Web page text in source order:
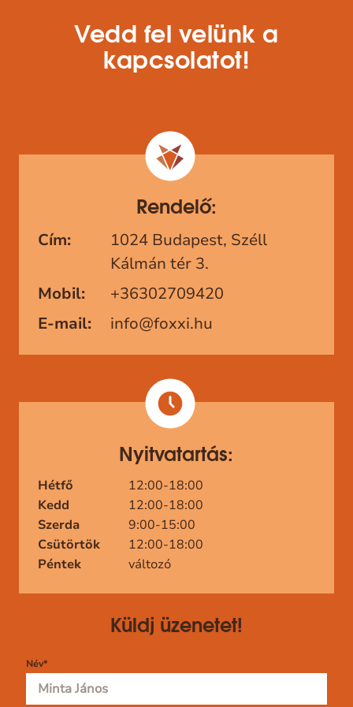
Vedd fel velünk a
kapcsolatot!
Rendelő:
Cím:
1024 Budapest, Széll
Kálmán tér 3.
Mobil:
+36302709420
E-mail:
info@foxxi.hu
Nyitvatartás:
Hétfő
12:00-18:00
Kedd
12:00-18:00
Szerda
9:00-15:00
Csütörtök
12:00-18:00
Péntek
változó
Küldj üzenetet!
Név*